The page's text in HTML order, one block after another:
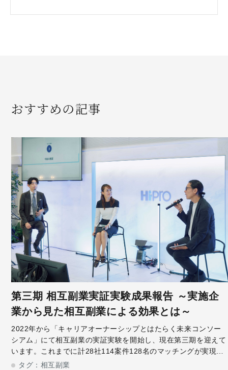
おすすめの記事
第三期 相互副業実証実験成果報告 ～実施企
業から見た相互副業による効果とは～
2022年から「キャリアオーナーシップとはたらく未来コンソー
シアム」にて相互副業の実証実験を開始し、現在第三期を迎えて
います。これまでに計28社114案件128名のマッチングが実現、
相互副業が誕生しました。今回は相互副業を実施した、日本たば
タグ： 相互副業